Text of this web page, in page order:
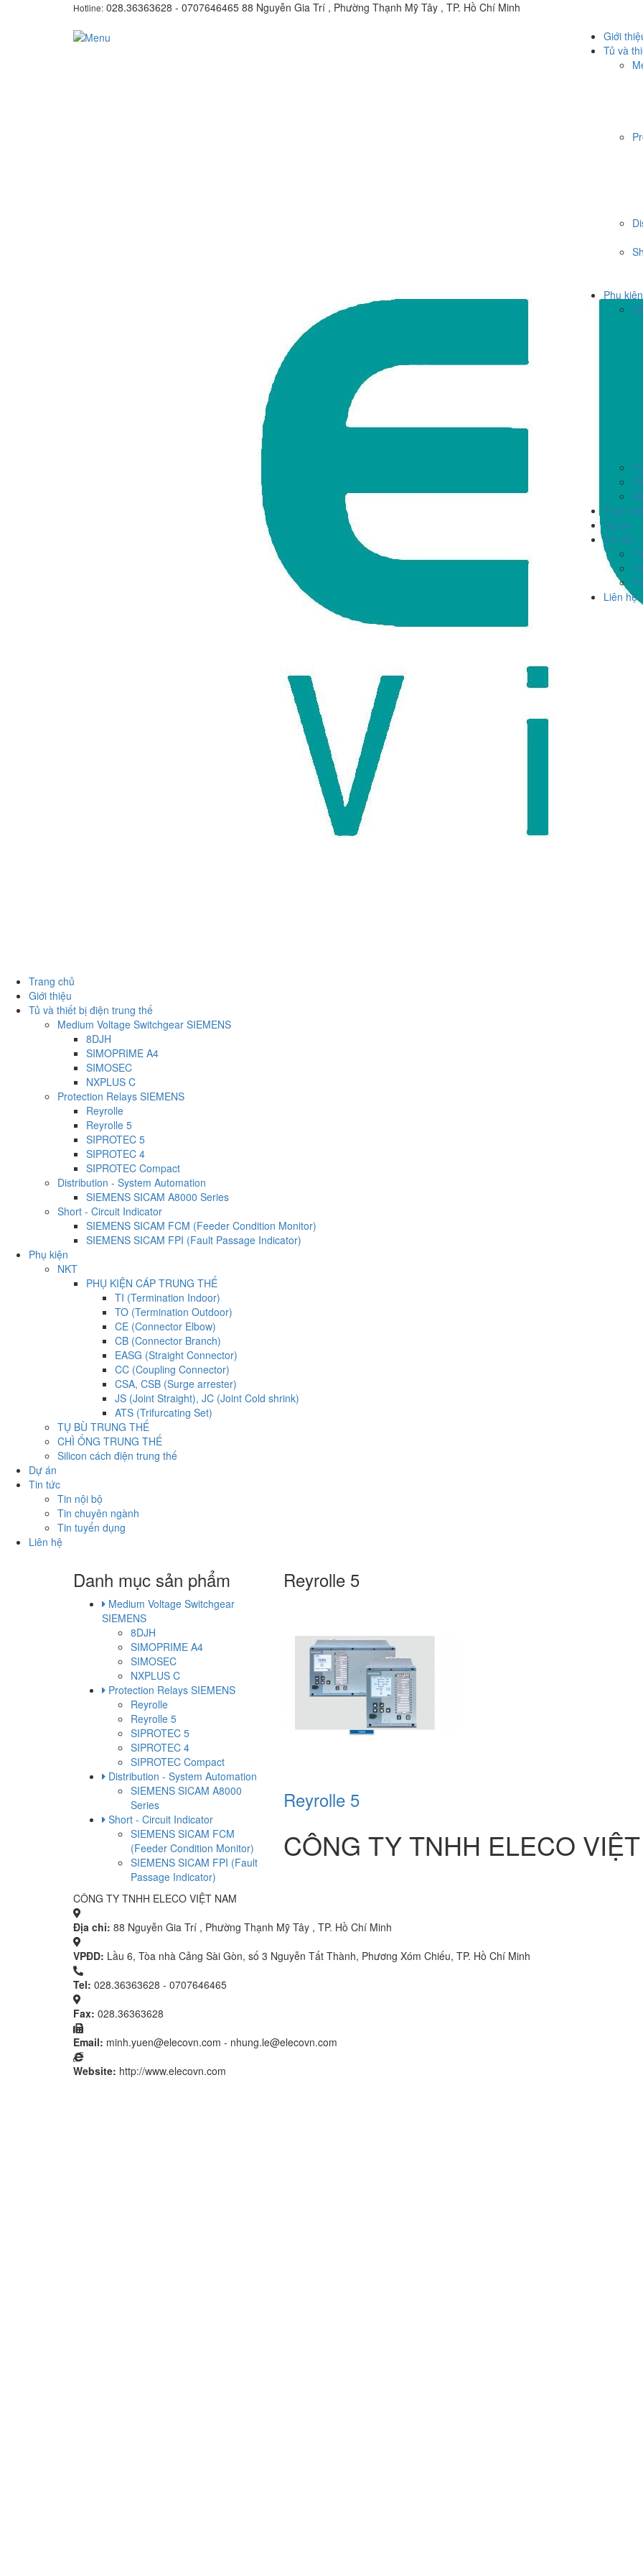
Hotline: 028.36363628 - 0707646465 88 Nguyễn Gia Trí , Phường Thạnh Mỹ Tây , TP. Hồ Chí Minh
Giới
Tủ và
Phụ kiện
Trạm
Dự án
Tin tức
Liên hệ
Trang chủ
Giới thiệu
Tủ và thiết bị điện trung thế
Medium Voltage Switchgear SIEMENS
8DJH
SIMOPRIME A4
SIMOSEC
NXPLUS C
Protection Relays SIEMENS
Reyrolle
Reyrolle 5
SIPROTEC 5
SIPROTEC 4
SIPROTEC Compact
Distribution - System Automation
SIEMENS SICAM A8000 Series
Short - Circuit Indicator
SIEMENS SICAM FCM (Feeder Condition Monitor)
SIEMENS SICAM FPI (Fault Passage Indicator)
Phụ kiện
NKT
PHỤ KIỆN CÁP TRUNG THẾ
TI (Termination Indoor)
TO (Termination Outdoor)
CE (Connector Elbow)
CB (Connector Branch)
EASG (Straight Connector)
CC (Coupling Connector)
CSA, CSB (Surge arrester)
JS (Joint Straight), JC (Joint Cold shrink)
ATS (Trifurcating Set)
TỤ BÙ TRUNG THẾ
CHÌ ỐNG TRUNG THẾ
Silicon cách điện trung thế
Dự án
Tin tức
Tin nội bộ
Tin chuyên ngành
Tin tuyển dụng
Liên hệ
Danh mục sản phẩm
Medium Voltage Switchgear
SIEMENS
8DJH
SIMOPRIME A4
SIMOSEC
NXPLUS C
Protection Relays SIEMENS
Reyrolle
Reyrolle 5
SIPROTEC 5
SIPROTEC 4
SIPROTEC Compact
Distribution - System Automation
SIEMENS SICAM A8000
Series
Short - Circuit Indicator
SIEMENS SICAM FCM
(Feeder Condition Monitor)
SIEMENS SICAM FPI (Fault
Passage Indicator)
Reyrolle 5
Reyrolle 5
CÔNG TY TNHH ELECO
CÔNG TY TNHH ELECO VIỆT NAM
Địa chỉ: 88 Nguyễn Gia Trí , Phường Thạnh Mỹ Tây , TP. Hồ Chí Minh
VPĐD: Lầu 6, Tòa nhà Cảng Sài Gòn, số 3 Nguyễn Tất Thành, Phương Xóm Chiếu, TP. Hồ Chí Minh
Tel: 028.36363628 - 0707646465
Fax: 028.36363628
Email: minh.yuen@elecovn.com - nhung.le@elecovn.com
Website: http://www.elecovn.com